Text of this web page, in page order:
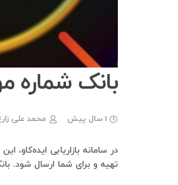
بانک شماره
1 سال پیش محمد علی
در سامانه بازاریابی
تهیه و برای شما ارسال شود.